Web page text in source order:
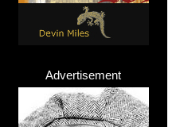
Advertisement